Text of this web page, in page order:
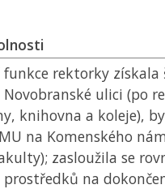
rektorky získala
ulici (po
knihovna a koleje),
na Komenského
zasloužila se
na